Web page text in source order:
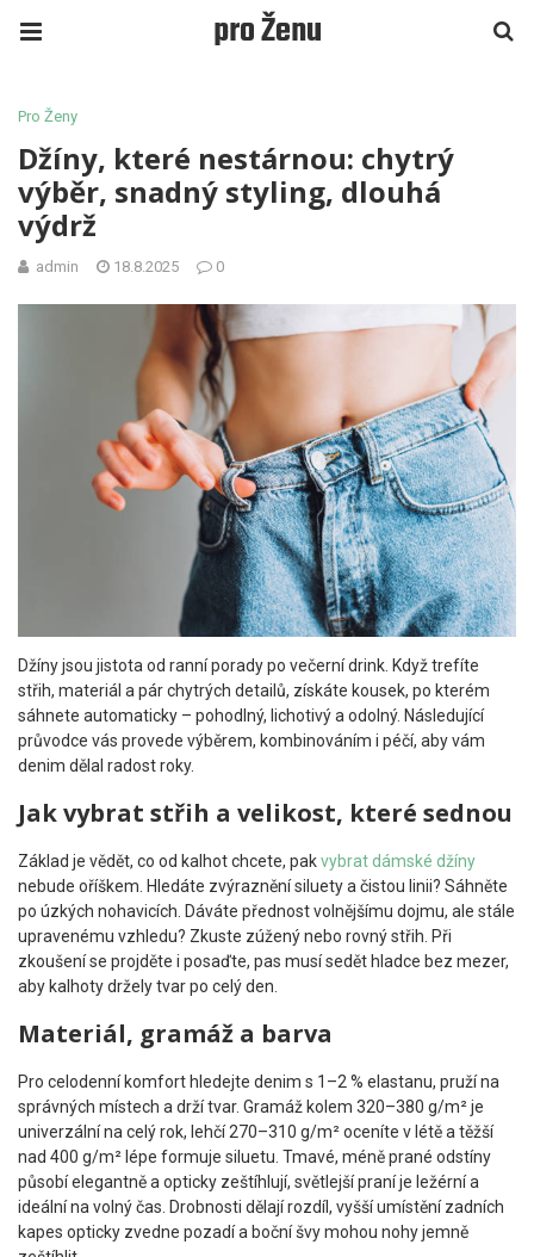
pro Ženu
Pro Ženy
Džíny, které nestárnou: chytrý
výběr, snadný styling, dlouhá
výdrž
admin 18.8.2025 0
Džíny jsou jistota od ranní porady po večerní drink. Když trefíte
střih, materiál a pár chytrých detailů, získáte kousek, po kterém
sáhnete automaticky – pohodlný, lichotivý a odolný. Následující
průvodce vás provede výběrem, kombinováním i péčí, aby vám
denim dělal radost roky.
Jak vybrat střih a velikost, které sednou
Základ je vědět, co od kalhot chcete, pakvybrat dámské džíny
nebude oříškem. Hledáte zvýraznění siluety a čistou linii? Sáhněte
po úzkých nohavicích. Dáváte přednost volnějšímu dojmu, ale stále
upravenému vzhledu? Zkuste zúžený nebo rovný střih. Při
zkoušení se projděte i posaďte, pas musí sedět hladce bez mezer,
aby kalhoty držely tvar po celý den.
Materiál, gramáž a barva
Pro celodenní komfort hledejte denim s 1–2 % elastanu, pruží na
správných místech a drží tvar. Gramáž kolem 320–380 g/m² je
univerzální na celý rok, lehčí 270–310 g/m² oceníte v létě a těžší
nad 400 g/m² lépe formuje siluetu. Tmavé, méně prané odstíny
působí elegantně a opticky zeštíhlují, světlejší praní je ležérní a
ideální na volný čas. Drobnosti dělají rozdíl, vyšší umístění zadních
kapes opticky zvedne pozadí a boční švy mohou nohy jemně